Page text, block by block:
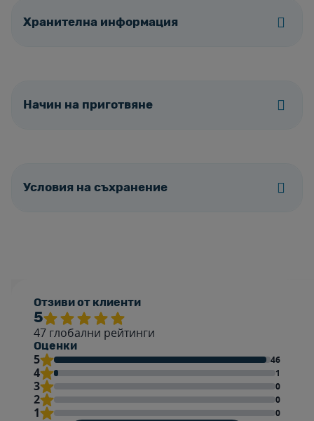
Хранителна информация
Начин на приготвяне
Условия на съхранение
Отзиви от клиенти
5
47 глобални рейтинги
Оценки
5 46
4 1
3 0
2 0
1 0